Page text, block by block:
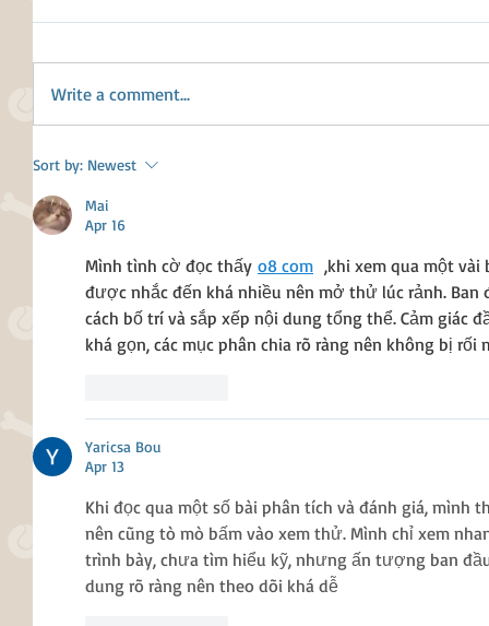
Write a comment...
Sort by: Newest
Mai
Apr 16
Mình tình cờ đọc thấy o8 com ,khi xem qua một
được nhắc đến khá nhiều nên mở thử lúc rảnh.
cách bố trí và sắp xếp nội dung tổng thể. Cảm giác
khá gọn, các mục phân chia rõ ràng nên không bị rối
Yaricsa Bou
Apr 13
Khi đọc qua một số bài phân tích và đánh giá, mình
nên cũng tò mò bấm vào xem thử. Mình chỉ xem
trình bày, chưa tìm hiểu kỹ, nhưng ấn tượng ban
dung rõ ràng nên theo dõi khá dễ